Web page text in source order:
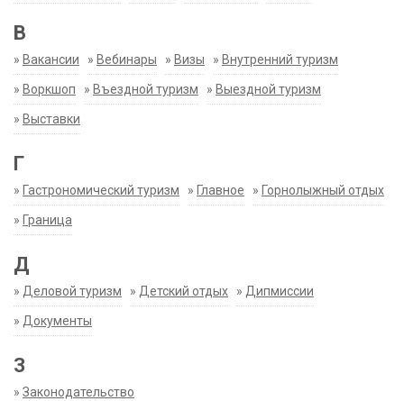
В
» Вакансии » Вебинары » Визы » Внутренний туризм
» Воркшоп » Въездной туризм » Выездной туризм
» Выставки
Г
» Гастрономический туризм » Главное » Горнолыжный отдых
» Граница
Д
» Деловой туризм » Детский отдых » Дипмиссии
» Документы
З
» Законодательство